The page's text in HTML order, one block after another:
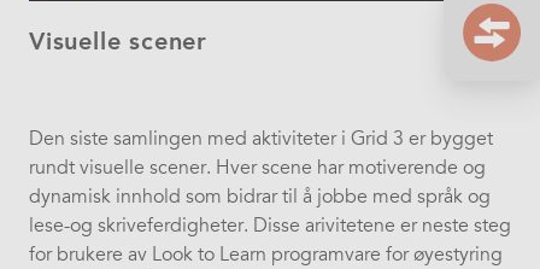
Visuelle scener
Den siste samlingen med aktiviteter i Grid 3 er bygget
rundt visuelle scener. Hver scene har motiverende og
dynamisk innhold som bidrar til å jobbe med språk og
lese-og skriveferdigheter. Disse arivitetene er neste steg
for brukere av Look to Learn programvare for øyestyring